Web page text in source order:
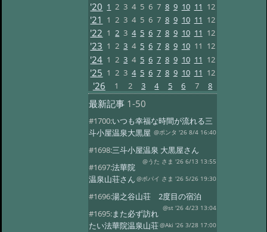
'20 1 2 3 4 5 6 7 8 9 10 11 12
'21 1 2 3 4 5 6 7 8 9 10 11 12
'22 1 2 3 4 5 6 7 8 9 10 11 12
'23 1 2 3 4 5 6 7 8 9 10 11 12
'24 1 2 3 4 5 6 7 8 9 10 11 12
'25 1 2 3 4 5 6 7 8 9 10 11 12
'26 1 2 3 4 5 6 7 8
最新記事 1-50
#1700:いつも幸福な時間が流れる三
斗小屋温泉大黒屋 @ポンタ '26 8/4 16:40
#1698:三斗小屋温泉 大黒屋さん
@うた さま '26 6/13 13:55
#1697:法華院
温泉山荘さん @ポパイ さま '26 5/26 19:30
#1696:湯之谷山荘 2度目の宿泊
@st '26 4/23 13:04
#1695:また必ず訪れ
たい法華院温泉山荘@Aki '26 3/28 17:00